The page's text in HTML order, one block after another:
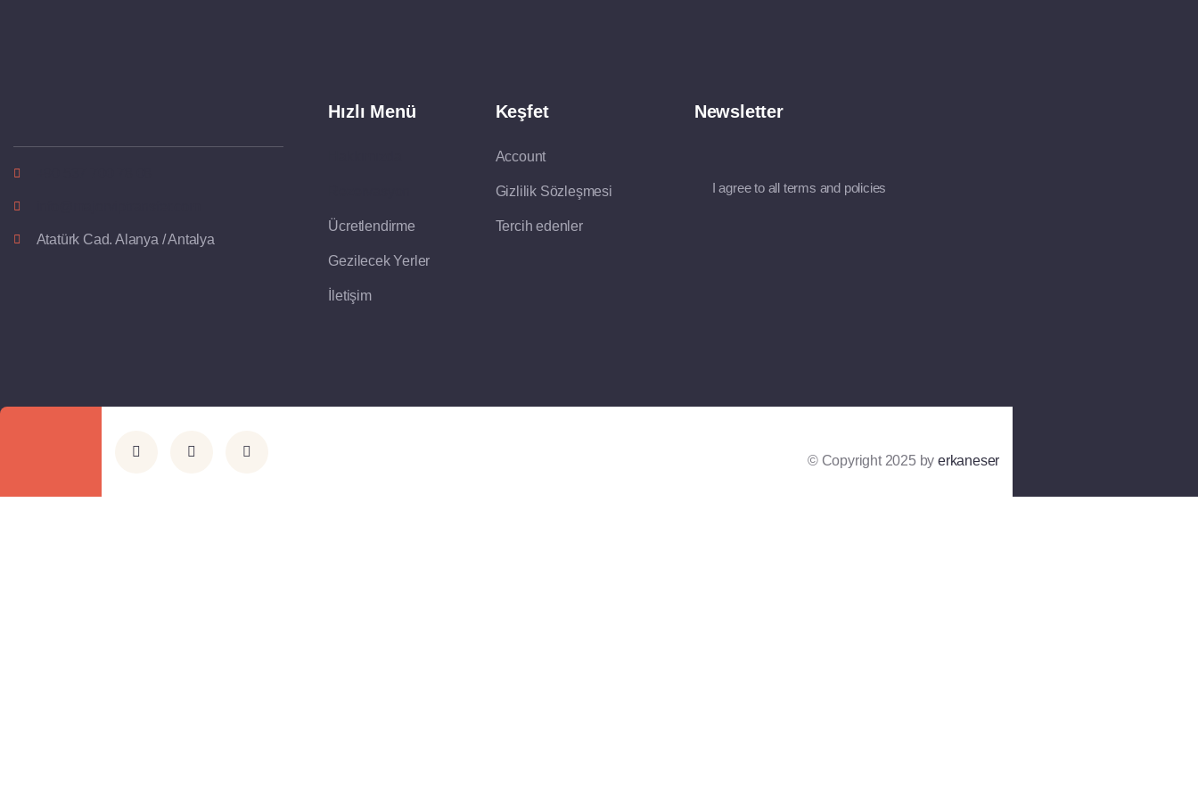
Atatürk Cad. Alanya / Antalya
Hızlı Menü
Ücretlendirme
Gezilecek Yerler
İletişim
Keşfet
Account
Gizlilik Sözleşmesi
Tercih edenler
Newsletter
I agree to all terms and policies
© Copyright 2025 by erkaneser